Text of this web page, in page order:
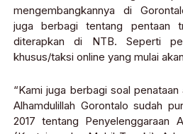
mengembangkannya di
juga berbagi tentang pentaan
diterapkan di NTB. Seperti
khusus/taksi online yang mulai
“Kami juga berbagi soal
Alhamdulillah Gorontalo sudah
2017 tentang Penyelenggaraan